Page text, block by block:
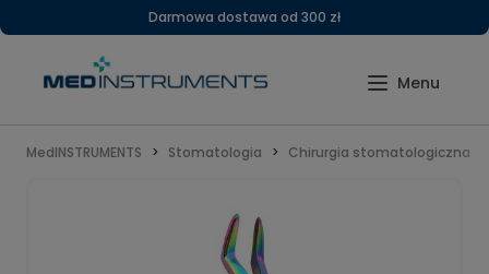
Darmowa dostawa od 300 zł
MedINSTRUMENTS Stomatologia Chirurgia stomatologiczna